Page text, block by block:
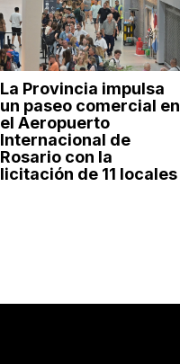
La Provincia impulsa
un paseo comercial en
el Aeropuerto
Internacional de
Rosario con la
licitación de 11 locales